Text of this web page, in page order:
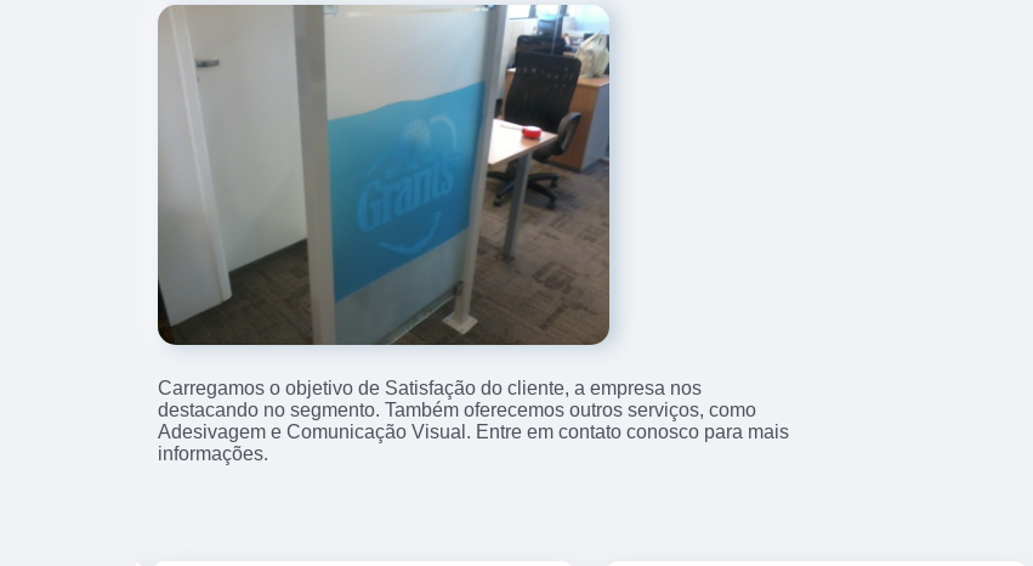
Carregamos o objetivo de Satisfação do cliente, a empresa nos
destacando no segmento. Também oferecemos outros serviços, como
Adesivagem e Comunicação Visual. Entre em contato conosco para mais
informações.